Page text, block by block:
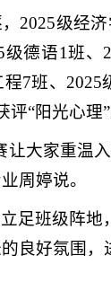
2025级经
级德语1班、
程7班、
评“阳光心理”
让大家重温
周婷说。
足班级阵地
良好氛围，